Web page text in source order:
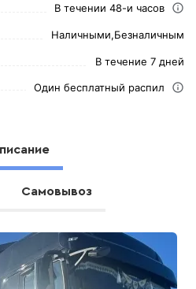
В течении 48-и часов
Наличными,Безналичным
В течение 7 дней
Один бесплатный распил
Самовывоз